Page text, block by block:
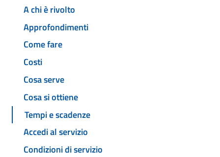
A chi è rivolto
Approfondimenti
Come fare
Costi
Cosa serve
Cosa si ottiene
Tempi e scadenze
Accedi al servizio
Condizioni di servizio